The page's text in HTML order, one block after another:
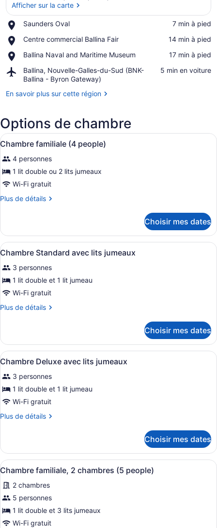
Afficher sur la carte
Saunders Oval
Place,
Oval
‪7 min à pied‬
Centre commercial Ballina Fair
Place,
commercial
Fair
‪14 min à pied‬
Ballina Naval and Maritime Museum
Place,
Naval
and
Maritime
Museum
‪17 min à pied‬
Ballina, Nouvelle-Galles-du-Sud (BNK-
Ballina - Byron Gateway)
Airport,
Ballina,
Galles-
(BNK-
Ballina
-
Byron
Gateway)
‪5 min en voiture‬
En savoir plus sur cette région
Options de chambre
Afficher
toutes
les
photos
pour
ce
type
chambre :
Chambre
familiale
people)
Une petite chambre propre, avec
7
Chambre familiale (4 people)
4 personnes
1 lit double ou 2 lits jumeaux
Wi-Fi gratuit
Plus de détails
Plus
Chambre
familiale
(4
Choisir mes dates
Afficher
toutes
les
photos
pour
ce
type
chambre :
Chambre
Standard
lits
jumeaux
Une chambre d’hôtel avec un
7
Chambre Standard avec lits jumeaux
3 personnes
1 lit double et 1 lit jumeau
Wi-Fi gratuit
Plus de détails
Plus
Chambre
Standard
avec
jumeaux
Choisir mes dates
Afficher
toutes
les
photos
pour
ce
type
chambre :
Chambre
Deluxe
lits
jumeaux
Une chambre d’hôtel avec deux
6
Chambre Deluxe avec lits jumeaux
3 personnes
1 lit double et 1 lit jumeau
Wi-Fi gratuit
Plus de détails
Plus
Chambre
Deluxe
avec
jumeaux
Choisir mes dates
Afficher
toutes
les
photos
pour
ce
Une petite pièce bien éclairée,
4
Chambre familiale, 2 chambres (5 people)
2 chambres
5 personnes
1 lit double et 3 lits jumeaux
Wi-Fi gratuit